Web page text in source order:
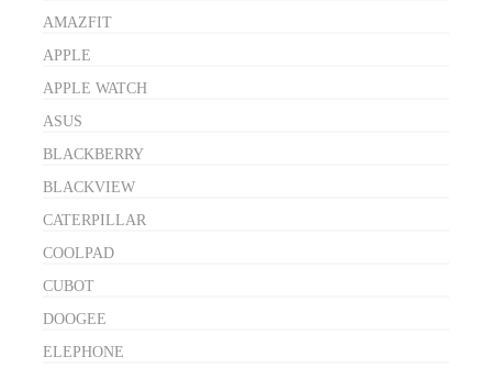
AMAZFIT
APPLE
APPLE WATCH
ASUS
BLACKBERRY
BLACKVIEW
CATERPILLAR
COOLPAD
CUBOT
DOOGEE
ELEPHONE